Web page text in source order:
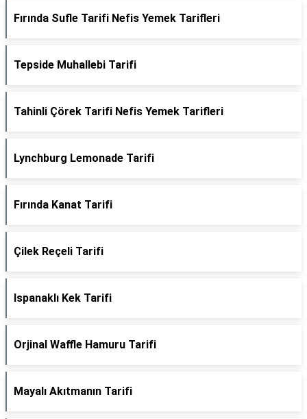
Fırında Sufle Tarifi Nefis Yemek Tarifleri
Tepside Muhallebi Tarifi
Tahinli Çörek Tarifi Nefis Yemek Tarifleri
Lynchburg Lemonade Tarifi
Fırında Kanat Tarifi
Çilek Reçeli Tarifi
Ispanaklı Kek Tarifi
Orjinal Waffle Hamuru Tarifi
Mayalı Akıtmanın Tarifi